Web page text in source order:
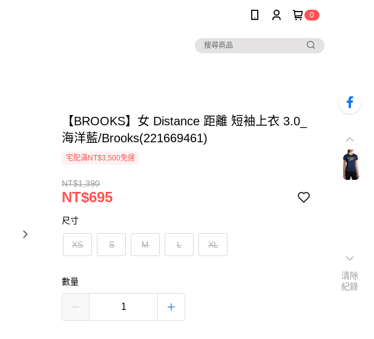
0
【BROOKS】女 Distance 距離 短袖上衣 3.0_
海洋藍/Brooks(221669461)
宅配滿NT$3,500免運
NT$1,390
NT$695
尺寸
XS S M L XL
數量
清除
紀錄